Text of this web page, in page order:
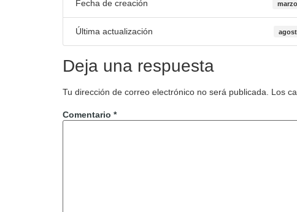
Fecha de creación
Última actualización
Deja una respuesta
Tu dirección de correo electrónico no será publicada. Los
Comentario *